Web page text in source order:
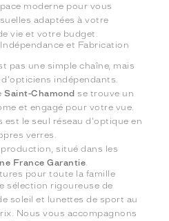
moderne pour vous
adaptées à votre
vie et votre budget.
et Fabrication
pas une simple chaîne, mais
indépendants.
Saint-Chamond se trouve un
et engagé pour votre vue.
est le seul réseau d'optique en
verres.
situé dans les
France Garantie
pour toute la famille
sélection rigoureuse de
soleil et lunettes de sport au
Nous vous accompagnons